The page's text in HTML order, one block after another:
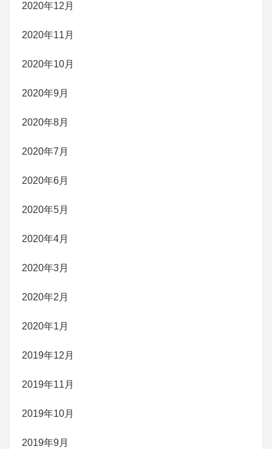
2020年12月
2020年11月
2020年10月
2020年9月
2020年8月
2020年7月
2020年6月
2020年5月
2020年4月
2020年3月
2020年2月
2020年1月
2019年12月
2019年11月
2019年10月
2019年9月